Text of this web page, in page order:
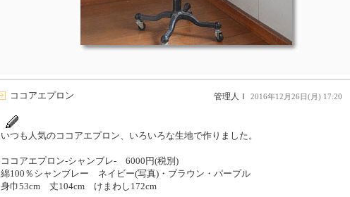
ココアエプロン 管理人Ｉ 2016年12月26日(月) 17:20
いつも人気のココアエプロン、いろいろな生地で作りました。
ココアエプロン-シャンブレ- 6000円(税別)
綿100％シャンブレー ネイビー(写真)・ブラウン・パープル
身巾53cm 丈104cm けまわし172cm